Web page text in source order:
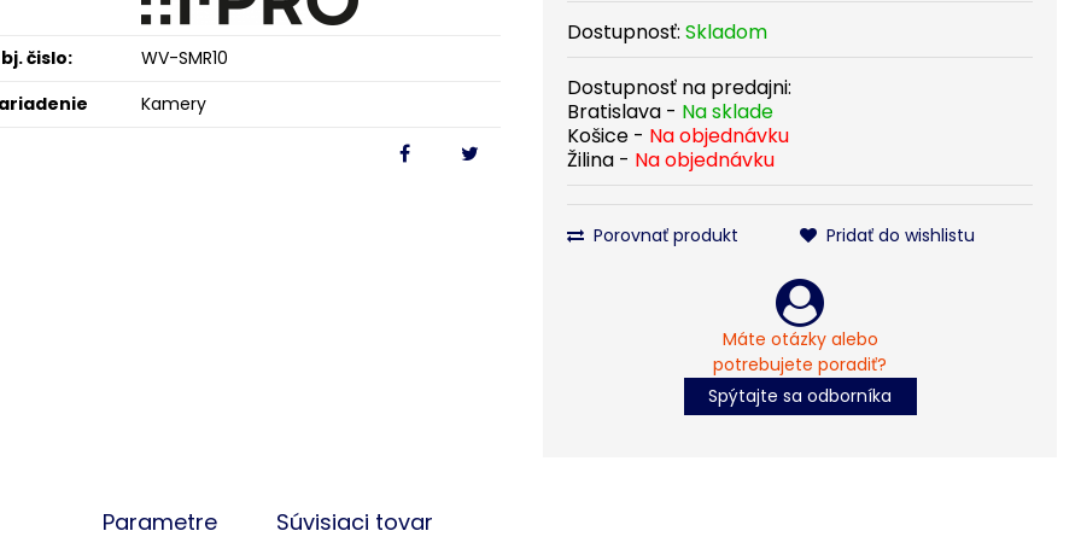
Dostupnosť: Skladom
Dostupnosť na predajni:
Bratislava - Na sklade
Košice - Na objednávku
Žilina - Na objednávku
Porovnať produkt Pridať do wishlistu
Máte otázky alebo
potrebujete poradiť?
Spýtajte sa odborníka
čislo:
WV-SMR10
Kamery
Parametre Súvisiaci tovar